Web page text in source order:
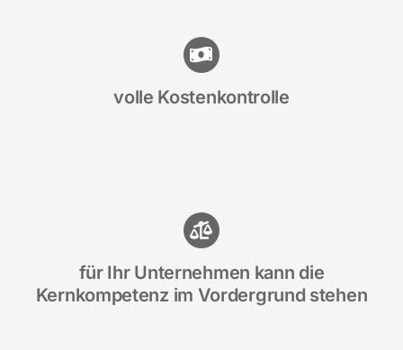
volle Kostenkontrolle
für Ihr Unternehmen kann die
Kernkompetenz im Vordergrund stehen